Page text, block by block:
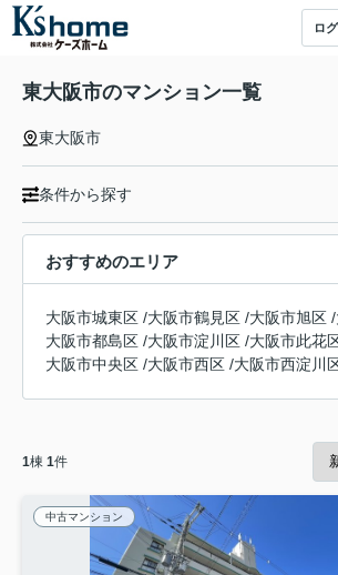
ロ
東大阪市のマンション一覧
東大阪市
条件から探す
おすすめのエリア
大阪市城東区 /大阪市鶴見区 /大阪市旭区 /
大阪市都島区 /大阪市淀川区 /大阪市此花
大阪市中央区 /大阪市西区 /大阪市西淀川
1棟 1件
中古マンション